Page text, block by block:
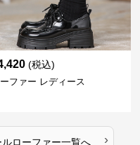
(税込)
ファー レディース
ローファー一覧へ ›